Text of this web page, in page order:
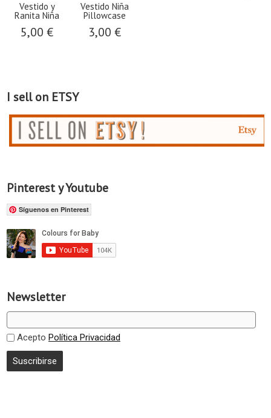
I sell on ETSY
Pinterest y Youtube
Síguenos en Pinterest
Newsletter
Acepto Política Privacidad
Vestido y
Ranita Niña
5,00 €
Vestido Niña
Pillowcase
3,00 €